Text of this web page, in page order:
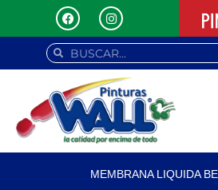
MEMBRANA LIQUIDA